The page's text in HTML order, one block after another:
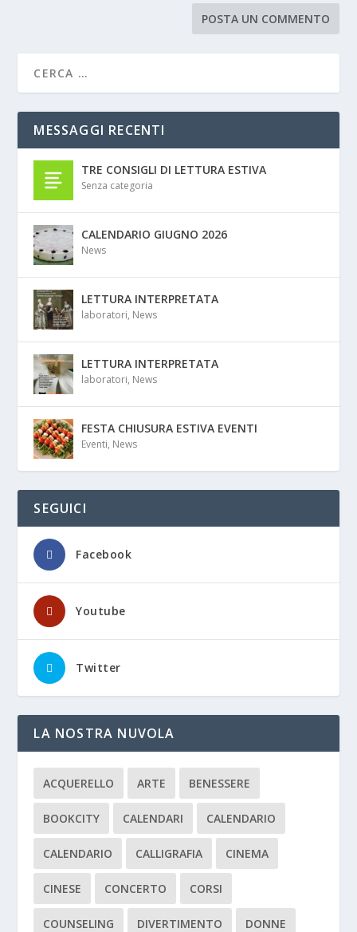
MESSAGGI RECENTI
TRE CONSIGLI DI LETTURA ESTIVA
Senza categoria
CALENDARIO GIUGNO 2026
News
LETTURA INTERPRETATA
laboratori, News
LETTURA INTERPRETATA
laboratori, News
FESTA CHIUSURA ESTIVA EVENTI
Eventi, News
SEGUICI
Facebook
Youtube
Twitter
LA NOSTRA NUVOLA
ACQUERELLO ARTE BENESSERE
BOOKCITY CALENDARI CALENDARIO
CALENDARIO CALLIGRAFIA CINEMA
CINESE CONCERTO CORSI
COUNSELING DIVERTIMENTO DONNE